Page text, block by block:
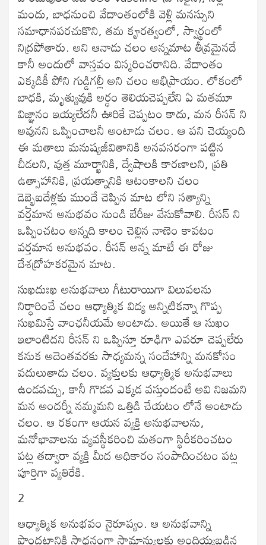
మందు, బాధనుంచి వేదాంతంలోకి వెళ్లి మనస్సుని
సమాధానపరచుకొని, తమ కౄరత్వంలో, స్వార్థంలో
నిద్రపోతారు. అని ఆనాడు చలం అన్నమాట తీవ్రమైనదే
కానీ అందులో వాస్తవం విస్మరించరానిది. వేదాంతం
ఎక్కడికీ పోని గుడ్డిగల్లీ అని చలం అభిప్రాయం. లోకంలో
బాధకి, మృత్యువుకి అర్ధం తెలియచెప్పలేని ఏ మతమూ
విజ్ఞానం ఇయ్యలేదనీ ఊరికే చెప్పటం కాదు, మన రీసన్ ని
అవునని ఒప్పించాలనీ అంటాడు చలం. ఆ పని చెయ్యంది
ఈ మతాలు మనుష్యజీవితానికి అనవసరంగా పట్టిన
చీడలని, వుత్త మూర్ఖానికి, ద్వేషాలకి కారణాలని, ప్రతి
ఉత్సాహానికి, ప్రయత్నానికి ఆటంకాలని చలం
డెబ్భైఐదేళ్లకు ముందే చెప్పిన మాట లోని సత్యాన్ని
వర్తమాన అనుభవం నుండి బేరీజు వేసుకోవాలి. రీసన్ ని
ఒప్పించటం అన్నది కాలం చెల్లిన నాణెం కావటం
వర్తమాన అనుభవం. రీసన్ అన్న మాటే ఈ రోజు
దేశద్రోహకరమైన మాట.
సుఖదుఃఖ అనుభవాలు గీటురాయిగా విలువలను
నిర్ధారించే చలం ఆధ్యాత్మిక విద్య అన్నిటికన్నా గొప్ప
సుఖమిస్తే వాంఛనీయమే అంటాడు. అయితే ఆ సుఖం
ఇలాంటిదని రీసన్ ని ఒప్పిస్తూ రూఢిగా ఎవరూ చెప్పలేరు
కనుక అదెంతవరకు సాధ్యమన్న సందేహాన్ని మనకోసం
వదులుతాడు చలం. వ్యక్తులకు ఆధ్యాత్మిక అనుభవాలు
ఉండవచ్చు, కానీ గొడవ ఎక్కడ వస్తుందంటే అవి నిజమని
మన అందర్నీ నమ్మమని ఒత్తిడి చేయటం లోనే అంటాడు
చలం. ఆ రకంగా ఆయన వ్యక్తి అనుభవాలను,
మనోభావాలను వ్యవస్థీకరించి మతంగా స్థిరీకరించటం
పట్ల తద్వారా వ్యక్తి మీద అధికారం సంపాదించటం పట్ల
పూర్తిగా వ్యతిరేకి.
2
ఆధ్యాత్మిక అనుభవం నైరూప్యం. ఆ అనుభవాన్ని
పొందటానికి సాధనంగా సామాన్యులకు అందియ్యబడిన